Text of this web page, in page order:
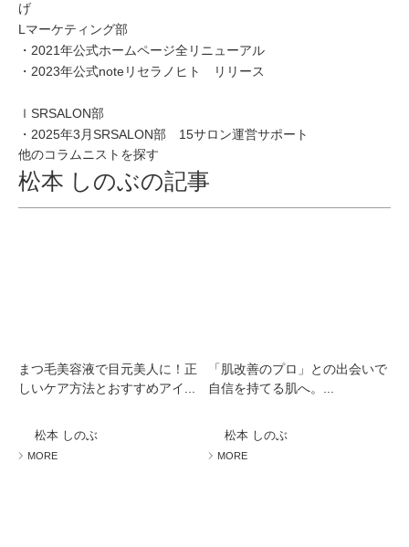
げ
Lマーケティング部
・2021年公式ホームページ全リニューアル
・2023年公式noteリセラノヒト リリース
ｌSRSALON部
・2025年3月SRSALON部 15サロン運営サポート
他のコラムニストを探す
松本 しのぶの記事
まつ毛美容液で目元美人に！正
しいケア方法とおすすめアイ...
松本 しのぶ
MORE
「肌改善のプロ」との出会いで
自信を持てる肌へ。...
松本 しのぶ
MORE